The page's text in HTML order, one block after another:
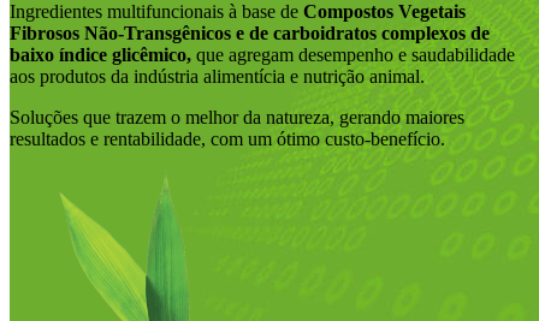
Ingredientes multifuncionais à base de Compostos Vegetais
Fibrosos Não-Transgênicos e de carboidratos complexos de
baixo índice glicêmico, que agregam desempenho e saudabilidade
aos produtos da indústria alimentícia e nutrição animal.
Soluções que trazem o melhor da natureza, gerando maiores
resultados e rentabilidade, com um ótimo custo-benefício.